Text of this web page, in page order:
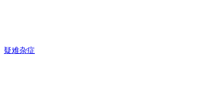
疑难杂症